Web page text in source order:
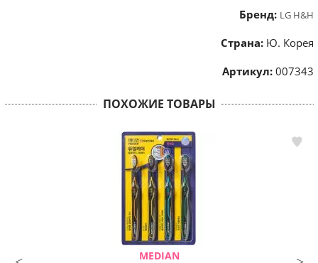
Бренд: LG H&H
Страна: Ю. Корея
Артикул: 007343
ПОХОЖИЕ ТОВАРЫ
MEDIAN